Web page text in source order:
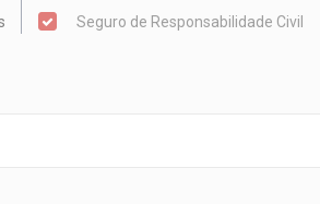
Seguro de Responsabilidade Civil